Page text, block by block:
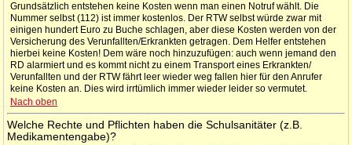
Grundsätzlich entstehen keine Kosten wenn man einen Notruf wählt. Die
Nummer selbst (112) ist immer kostenlos. Der RTW selbst würde zwar mit
einigen hundert Euro zu Buche schlagen, aber diese Kosten werden von der
Versicherung des Verunfallten/Erkrankten getragen. Dem Helfer entstehen
hierbei keine Kosten! Dem wäre noch hinzuzufügen: auch wenn jemand den
RD alarmiert und es kommt nicht zu einem Transport eines Erkrankten/
Verunfallten und der RTW fährt leer wieder weg fallen hier für den Anrufer
keine Kosten an. Dies wird irrtümlich immer wieder leider so vermutet.
Nach oben
Welche Rechte und Pflichten haben die Schulsanitäter (z.B.
Medikamentengabe)?